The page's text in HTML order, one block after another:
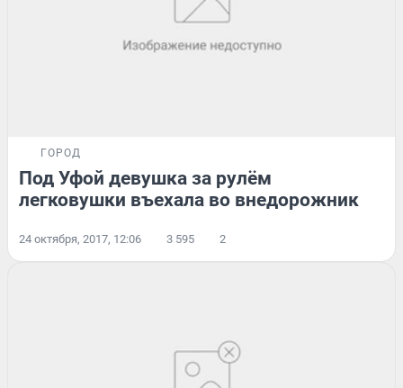
ГОРОД
Под Уфой девушка за рулём
легковушки въехала во внедорожник
24 октября, 2017, 12:06 3 595 2